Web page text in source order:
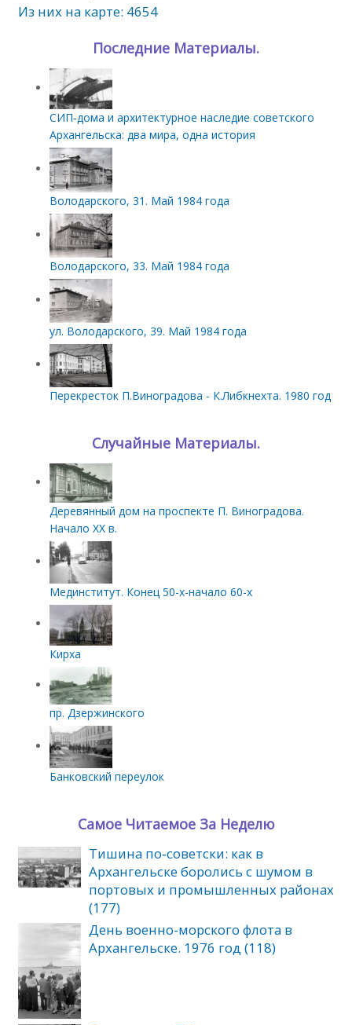
Из них на карте: 4654
Последние Материалы.
СИП‑дома и архитектурное наследие советского
Архангельска: два мира, одна история
Володарского, 31. Май 1984 года
Володарского, 33. Май 1984 года
ул. Володарского, 39. Май 1984 года
Перекресток П.Виноградова - К.Либкнехта. 1980 год
Случайные Материалы.
Деревянный дом на проспекте П. Виноградова.
Начало XX в.
Мединститут. Конец 50-х-начало 60-х
Кирха
пр. Дзержинского
Банковский переулок
Самое Читаемое За Неделю
Тишина по‑советски: как в
Архангельске боролись с шумом в
портовых и промышленных районах
(177)
День военно-морского флота в
Архангельске. 1976 год (118)